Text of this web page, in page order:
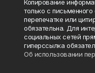
Копирование
только с
перепечатке или
обязательна. Для
социальных сетей
гиперссылка
Об использовании